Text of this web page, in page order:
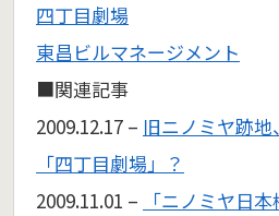
四丁目劇場
東昌ビルマネージメント
■関連記事
2009.12.17 – 旧ニノミヤ跡
「四丁目劇場」？
2009.11.01 –
「ニノミヤ日